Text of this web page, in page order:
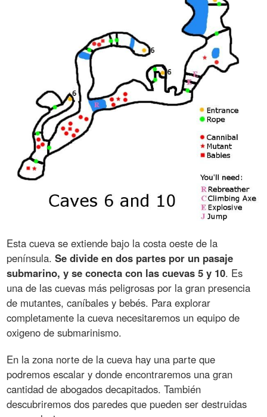
Esta cueva se extiende bajo la costa oeste de la
península.Se divide en dos partes por un pasaje
submarino, y se conecta con las cuevas 5 y 10. Es
una de las cuevas más peligrosas por la gran presencia
de mutantes, caníbales y bebés. Para explorar
completamente la cueva necesitaremos un equipo de
oxigeno de submarinismo.
En la zona norte de la cueva hay una parte que
podremos escalar y donde encontraremos una gran
cantidad de abogados decapitados. También
descubriremos dos paredes que pueden ser destruidas